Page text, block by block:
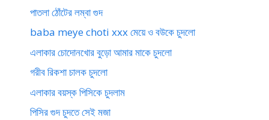
পাতলা ঠোঁটের লম্বা গুদ
baba meye choti xxx মেয়ে ও বউকে চুদলো
এলাকার চোদোনখোর বুড়ো আমার মাকে চুদলো
গরীব রিকশা চালক চুদলো
এলাকার বয়স্ক পিসিকে চুদলাম
পিসির গুদ চুদতে সেই মজা